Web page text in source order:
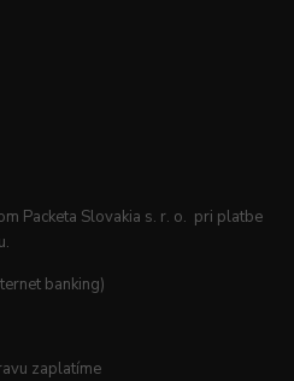
Packeta Slovakia s. r. o. pri platbe
banking)
zaplatíme